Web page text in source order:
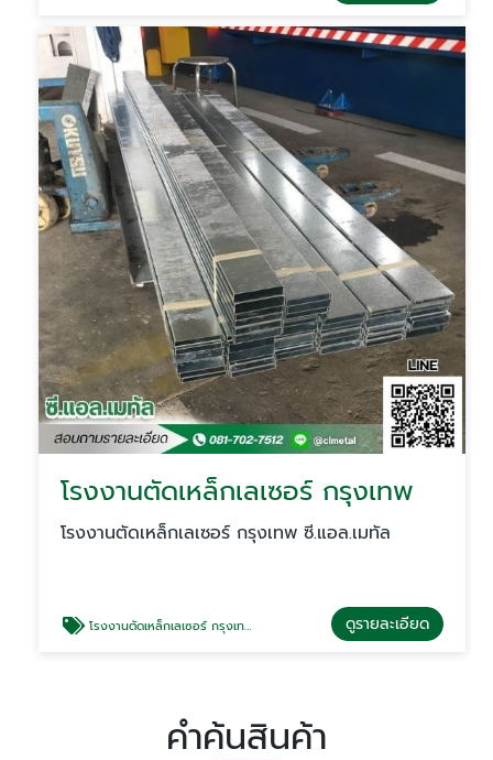
โรงงานตัดเหล็กเลเซอร์ กรุงเทพ
โรงงานตัดเหล็กเลเซอร์ กรุงเทพ ซี.แอล.เมทัล
โรงงานตัดเหล็กเลเซอร์ กรุงเทพ ดูรายละเอียด
คำค้นสินค้า